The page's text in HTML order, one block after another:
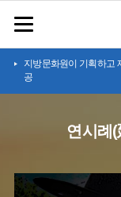
지방문화원이 기획하고
공
연시례